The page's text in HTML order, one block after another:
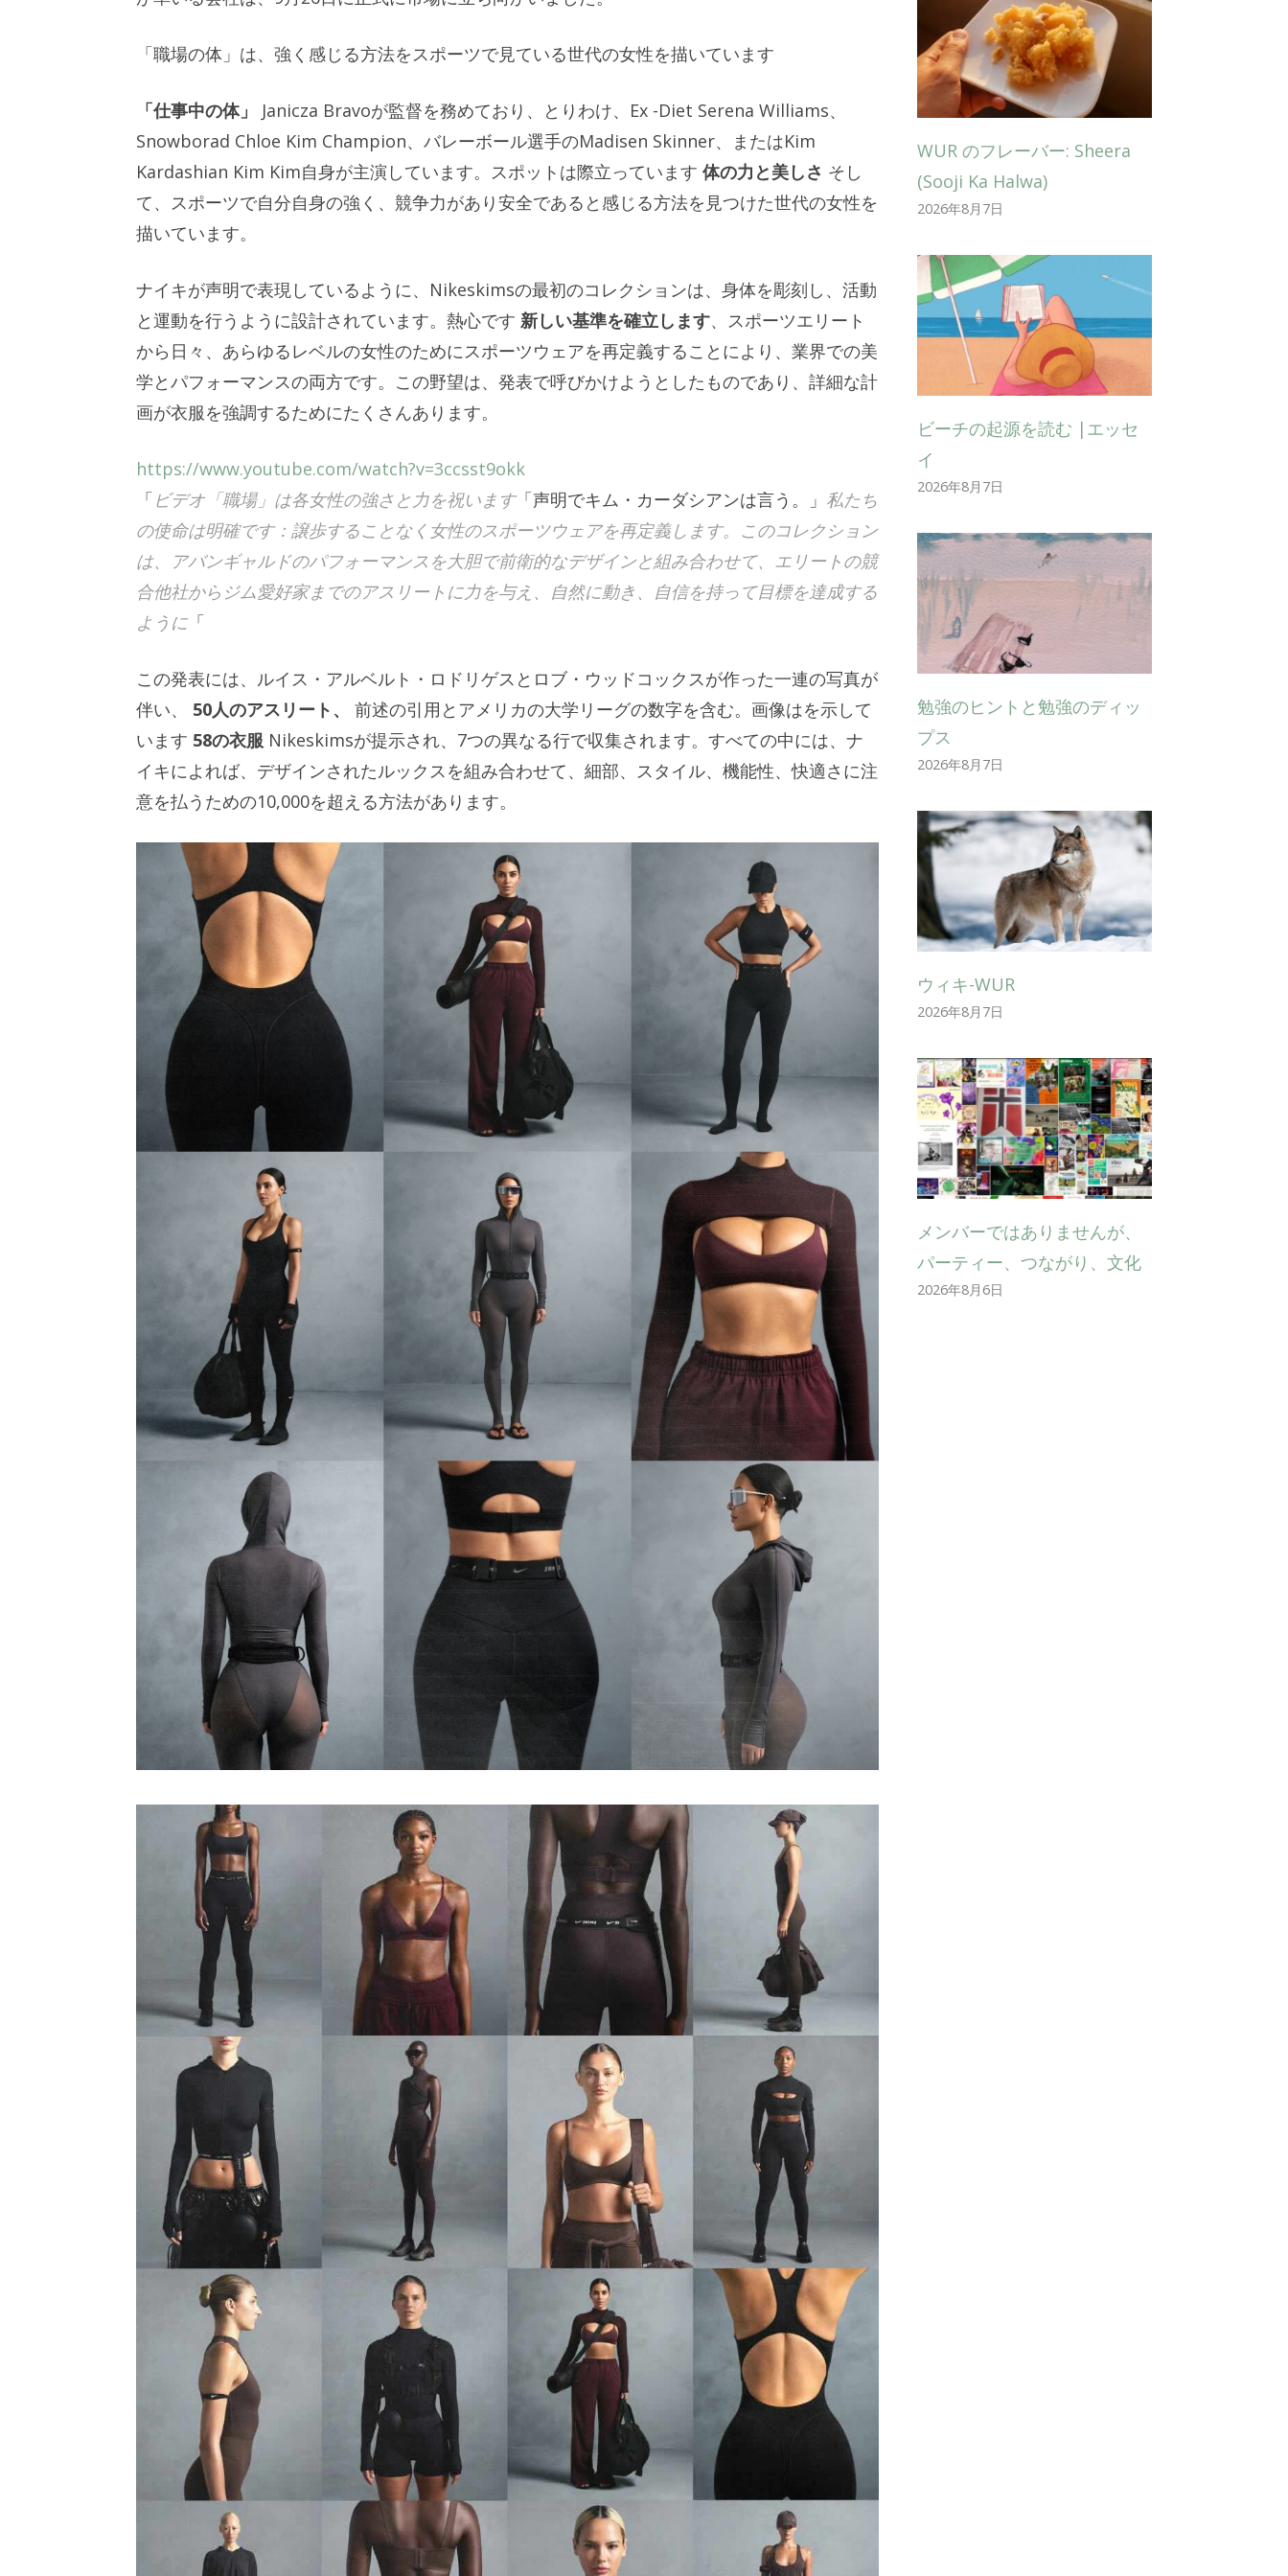
「職場の体」は、強く感じる方法をスポーツで見ている世代の女性を描いています
「仕事中の体」
Janicza Bravoが監督を務めており、とりわけ、Ex -Diet Serena Williams、
Snowborad Chloe Kim Champion、バレーボール選手のMadisen Skinner、またはKim
Kardashian Kim Kim自身が主演しています。スポットは際立っています 体の力と美しさ そし
て、スポーツで自分自身の強く、競争力があり安全であると感じる方法を見つけた世代の女性を
描いています。
ナイキが声明で表現しているように、Nikeskimsの最初のコレクションは、身体を彫刻し、活動
と運動を行うように設計されています。熱心です 新しい基準を確立します、スポーツエリート
から日々、あらゆるレベルの女性のためにスポーツウェアを再定義することにより、業界での美
学とパフォーマンスの両方です。この野望は、発表で呼びかけようとしたものであり、詳細な計
画が衣服を強調するためにたくさんあります。
https://www.youtube.com/watch?v=3ccsst9okk
「 ビデオ「職場」は各女性の強さと力を祝います「声明でキム・カーダシアンは言う。」 私たち
の使命は明確です：譲歩することなく女性のスポーツウェアを再定義します。このコレクション
は、アバンギャルドのパフォーマンスを大胆で前衛的なデザインと組み合わせて、エリートの競
合他社からジム愛好家までのアスリートに力を与え、自然に動き、自信を持って目標を達成する
ように 「
この発表には、ルイス・アルベルト・ロドリゲスとロブ・ウッドコックスが作った一連の写真が
伴い、
50人のアスリート、
前述の引用とアメリカの大学リーグの数字を含む。画像はを示して
います 58の衣服 Nikeskimsが提示され、7つの異なる行で収集されます。すべての中には、ナ
イキによれば、デザインされたルックスを組み合わせて、細部、スタイル、機能性、快適さに注
意を払うための10,000を超える方法があります。
WUR のフレーバー: Sheera
(Sooji Ka Halwa)
2026年8月7日
ビーチの起源を読む |エッセ
イ
2026年8月7日
勉強のヒントと勉強のディッ
プス
2026年8月7日
ウィキ-WUR
2026年8月7日
メンバーではありませんが、
パーティー、つながり、文化
2026年8月6日